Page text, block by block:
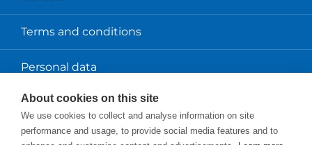
Terms and conditions
Personal data
About us
Scio
About cookies on this site
We use cookies to collect and analyse information on site
performance and usage, to provide social media features and to